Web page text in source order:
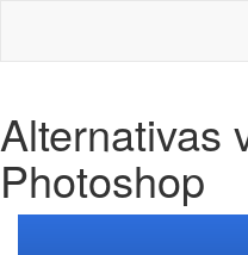
Alternativas
Photoshop